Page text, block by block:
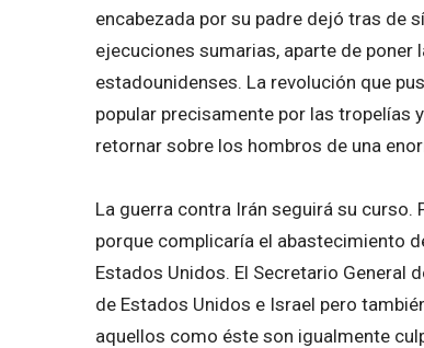
encabezada por su padre dejó tras de
ejecuciones sumarias, aparte de
estadounidenses. La revolución que
popular precisamente por las tropelías
retornar sobre los hombros de una
La guerra contra Irán seguirá su curso.
porque complicaría el abastecimiento
Estados Unidos. El Secretario General
de Estados Unidos e Israel pero
aquellos como éste son igualmente